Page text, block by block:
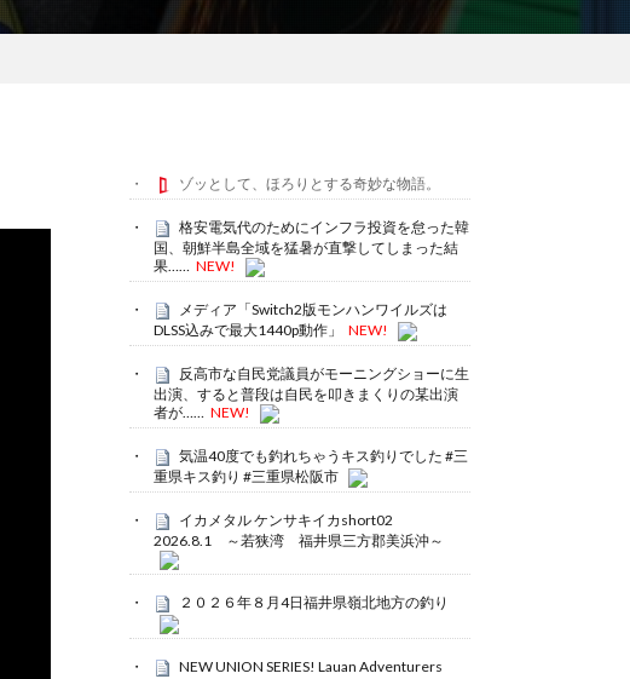
ゾッとして、ほろりとする奇妙な物語。
格安電気代のためにインフラ投資を怠った韓
国、朝鮮半島全域を猛暑が直撃してしまった結
果…… NEW!
メディア「Switch2版モンハンワイルズは
DLSS込みで最大1440p動作」
NEW!
反高市な自民党議員がモーニングショーに生
出演、すると普段は自民を叩きまくりの某出演
者が……
NEW!
気温40度でも釣れちゃうキス釣りでした #三
重県キス釣り #三重県松阪市
イカメタル ケンサキイカshort02
2026.8.1 ～若狭湾 福井県三方郡美浜沖～
２０２６年８月4日福井県嶺北地方の釣り
NEW UNION SERIES! Lauan Adventurers